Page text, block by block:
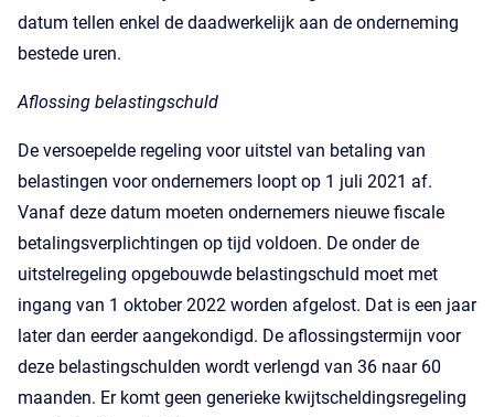
datum tellen enkel de daadwerkelijk aan de onderneming
bestede uren.
Aflossing belastingschuld
De versoepelde regeling voor uitstel van betaling van
belastingen voor ondernemers loopt op 1 juli 2021 af.
Vanaf deze datum moeten ondernemers nieuwe fiscale
betalingsverplichtingen op tijd voldoen. De onder de
uitstelregeling opgebouwde belastingschuld moet met
ingang van 1 oktober 2022 worden afgelost. Dat is een jaar
later dan eerder aangekondigd. De aflossingstermijn voor
deze belastingschulden wordt verlengd van 36 naar 60
maanden. Er komt geen generieke kwijtscheldingsregeling